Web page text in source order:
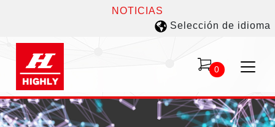
NOTICIAS
Selección de idioma
0